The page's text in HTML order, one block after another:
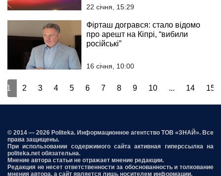
22 січня, 15:29
Фірташ догрався: стало відомо
про арешт на Кіпрі, “вибили
російські”
16 січня, 10:00
1 2 3 4 5 6 7 8 9 10 ... 14 15
© 2014 — 2026 Politeka. Информационное агентство ТОВ «ЗНАЙ». Все
права защищены.
При использовании содержимого сайта активная гиперссылка на
politeka.net обязательна.
Мнение автора статьи не отражает мнение редакции.
Редакция не несет ответственности за обоснованность и толкование
мнения автора, а сайт является лишь носителем информации.